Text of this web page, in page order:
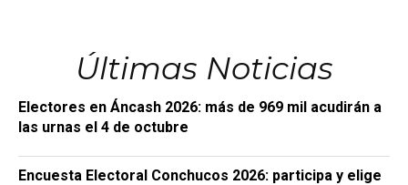
Últimas Noticias
Electores en Áncash 2026: más de 969 mil acudirán a
las urnas el 4 de octubre
Encuesta Electoral Conchucos 2026: participa y elige